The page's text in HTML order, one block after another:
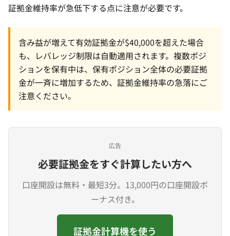
証拠金維持率が急低下する点に注意が必要です。
含み益が増えて有効証拠金が$40,000を超えた場合
も、レバレッジ制限は自動適用されます。複数ポジ
ションを保有中は、保有ポジション全体の必要証拠
金が一斉に増加するため、証拠金維持率の急落にご
注意ください。
広告
必要証拠金をすぐ計算したい方へ
口座開設は無料・最短3分。13,000円の口座開設ボ
ーナス付き。
証拠金計算機を使う